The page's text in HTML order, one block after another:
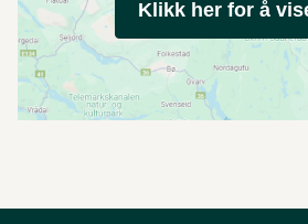
Klikk her for å